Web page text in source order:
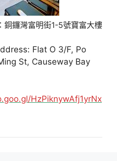
銅鑼灣富明街1-5號寶富大樓
Flat O 3/F, Po
St, Causeway Bay
HzPiknywAfj1yrNx